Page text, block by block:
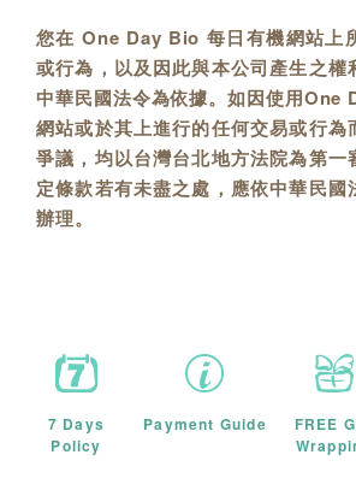
您在 One Day Bio 每日有機網站上
或行為，以及因此與本公司產生之權
中華民國法令為依據。如因使用One
網站或於其上進行的任何交易或行為
爭議，均以台灣台北地方法院為第一
定條款若有未盡之處，應依中華民國
辦理。
7 Days
Policy
Payment Guide
FREE